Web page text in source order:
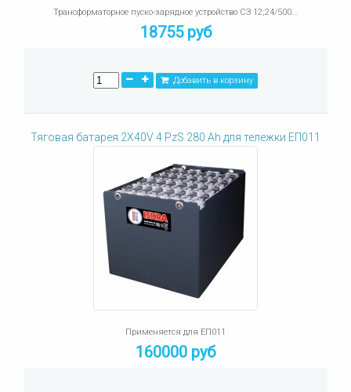
Трансформаторное пуско-зарядное устройство СЗ 12;24/500...
18755 руб
Добавить в корзину
Тяговая батарея 2X40V 4 PzS 280 Ah для тележки ЕП011
Применяется для ЕП011
160000 руб